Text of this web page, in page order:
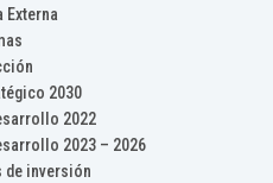
Externa
2030
2022
2023 – 2026
de inversión